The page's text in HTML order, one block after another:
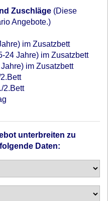
Zuschläge (Diese
Angebote.)
im Zusatzbett
24 Jahre) im Zusatzbett
im Zusatzbett
2.Bett
unterbreiten zu
Daten: